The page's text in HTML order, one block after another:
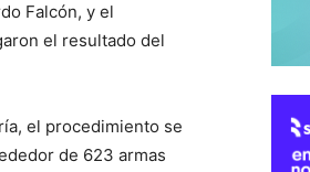
Falcón, y el
el resultado del
el procedimiento se
de 623 armas